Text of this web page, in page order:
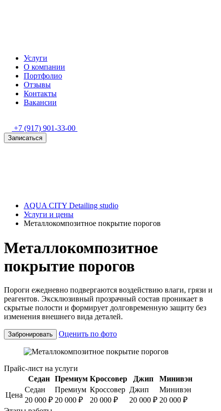
Услуги
О компании
Портфолио
Отзывы
Контакты
Вакансии
+7 (917) 901-33-00
Записаться
AQUA CITY Detailing studio
Услуги и цены
Металлокомпозитное покрытие порогов
Металлокомпозитное
покрытие порогов
Пороги ежедневно подвергаются воздействию влаги, грязи и
реагентов. Эксклюзивный прозрачный состав проникает в
скрытые полости и формирует долговременную защиту без
изменения внешнего вида деталей.
Забронировать Оценить по фото
Прайс-лист на услуги
Седан
Премиум Кроссовер Джип
Минивэн
Цена
Седан
20 000 ₽
Премиум
20 000 ₽
Кроссовер
20 000 ₽
Джип
20 000 ₽
Минивэн
20 000 ₽